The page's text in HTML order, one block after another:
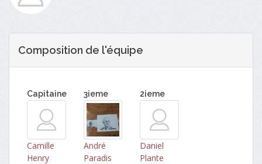
Composition de l'équipe
Capitaine
Camille
Henry
3ieme
André
Paradis
2ieme
Daniel
Plante